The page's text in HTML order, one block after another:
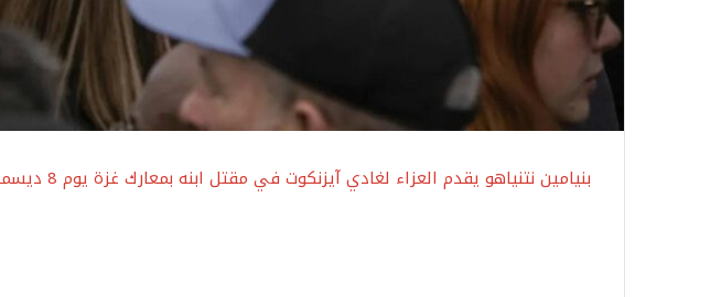
بنيامين نتنياهو يقدم العزاء لغادي آيزنكوت في مقتل ابنه بمعارك غزة يوم 8 ديسمبر 2023 (أ.ب)